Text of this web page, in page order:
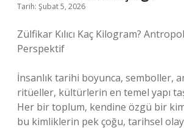
Tarih: Şubat 5, 2026
Zülfikar Kılıcı Kaç Kilogram?
Perspektif
İnsanlık tarihi boyunca, semboller,
ritüeller, kültürlerin en temel yapı
Her bir toplum, kendine özgü bir
bu kimliklerin pek çoğu, tarihsel